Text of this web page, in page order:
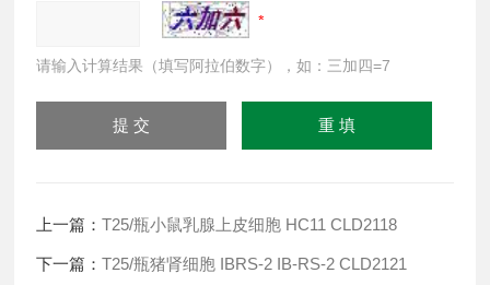
请输入计算结果（填写阿拉伯数字），如：三加四=7
上一篇：T25/瓶小鼠乳腺上皮细胞 HC11 CLD2118
下一篇：T25/瓶猪肾细胞 IBRS-2 IB-RS-2 CLD2121